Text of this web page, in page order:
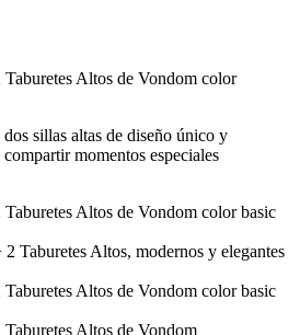
sillas altas de diseño único y
momentos especiales